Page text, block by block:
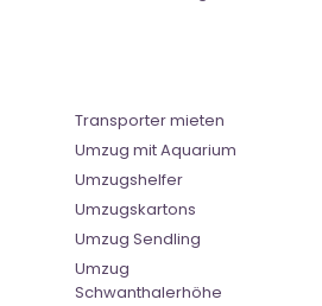
Transporter mieten
Umzug mit Aquarium
Umzugshelfer
Umzugskartons
Umzug Sendling
Umzug
Schwanthalerhöhe